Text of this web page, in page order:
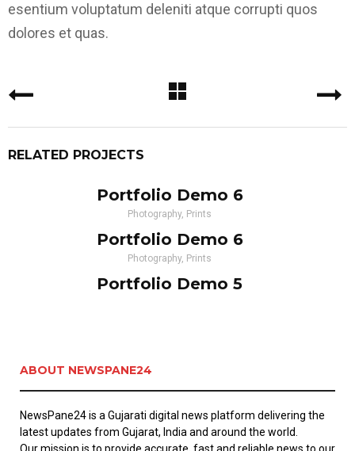
esentium voluptatum deleniti atque corrupti quos
dolores et quas.
RELATED PROJECTS
Portfolio Demo 6
Photography, Prints
Portfolio Demo 6
Photography, Prints
Portfolio Demo 5
ABOUT NEWSPANE24
NewsPane24 is a Gujarati digital news platform delivering the
latest updates from Gujarat, India and around the world.